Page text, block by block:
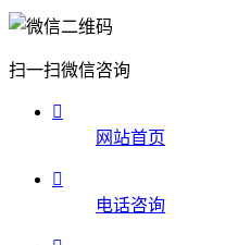
扫一扫微信咨询

网站首页

电话咨询